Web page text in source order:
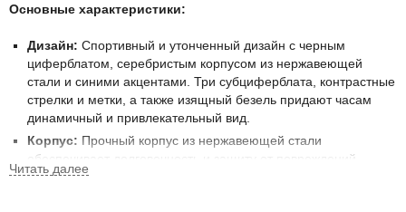
Основные характеристики:
Дизайн: Спортивный и утонченный дизайн с черным
циферблатом, серебристым корпусом из нержавеющей
стали и синими акцентами. Три субциферблата, контрастные
стрелки и метки, а также изящный безель придают часам
динамичный и привлекательный вид.
Корпус: Прочный корпус из нержавеющей стали
обеспечивает долговечность и защиту от повреждений.